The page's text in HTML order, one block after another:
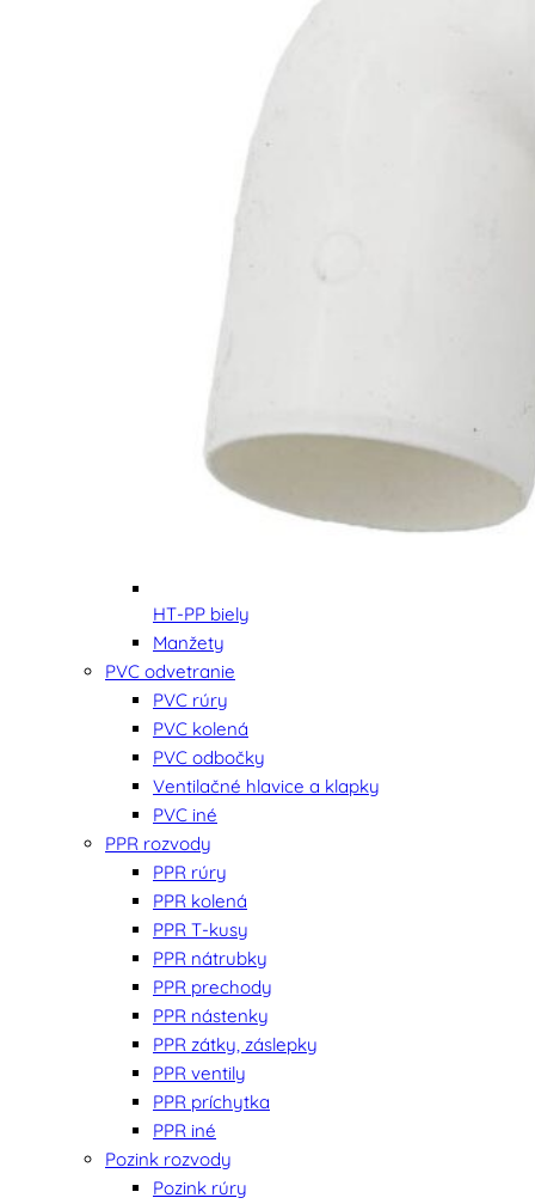
HT-PP biely
Manžety
PVC odvetranie
PVC rúry
PVC kolená
PVC odbočky
Ventilačné hlavice a klapky
PVC iné
PPR rozvody
PPR rúry
PPR kolená
PPR T-kusy
PPR nátrubky
PPR prechody
PPR nástenky
PPR zátky, záslepky
PPR ventily
PPR príchytka
PPR iné
Pozink rozvody
Pozink rúry